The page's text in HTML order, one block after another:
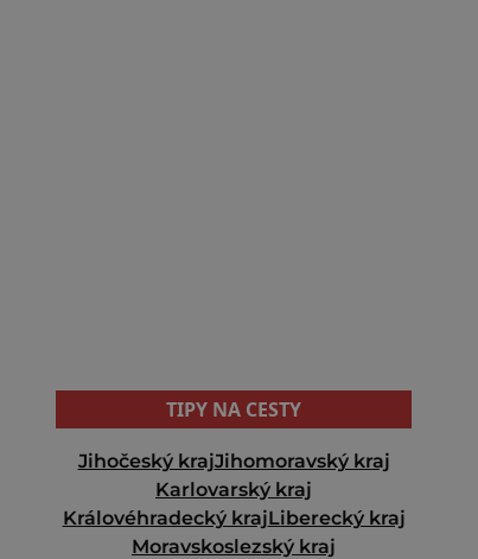
TIPY NA CESTY
Jihočeský krajJihomoravský kraj
Karlovarský kraj
Královéhradecký krajLiberecký kraj
Moravskoslezský kraj